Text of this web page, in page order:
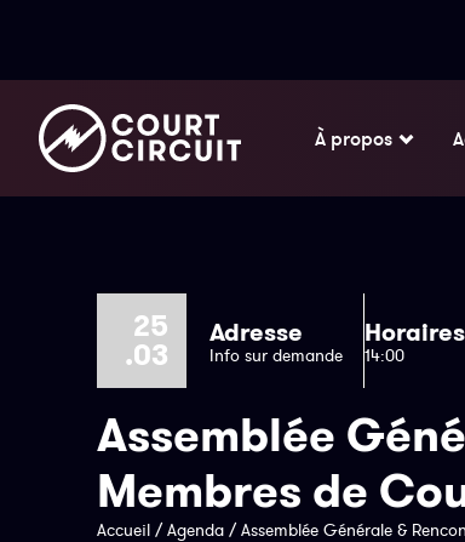
À propos
25
.03
Adresse
Info sur demande
Horaires
14:00
Assemblée
Membres de
Accueil /Agenda /Assemblée Générale &